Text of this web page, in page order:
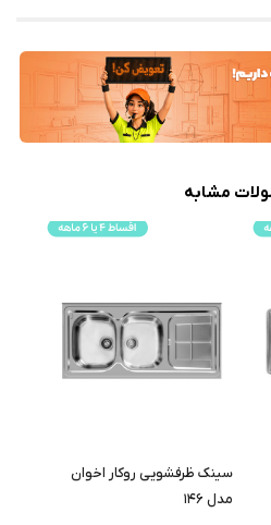
مشابه
سینک ظرفشویی روکار اخوان
مدل 146